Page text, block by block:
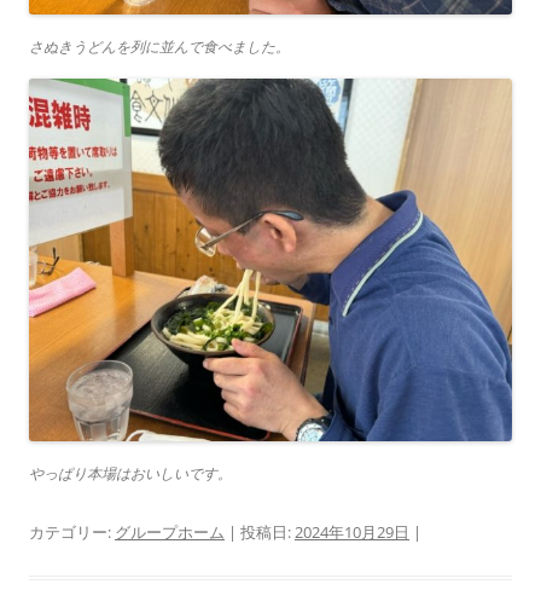
さぬきうどんを列に並んで食べました。
やっぱり本場はおいしいです。
カテゴリー: グループホーム | 投稿日:2024年10月29日 |